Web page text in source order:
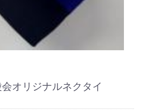
オリジナルネクタイ